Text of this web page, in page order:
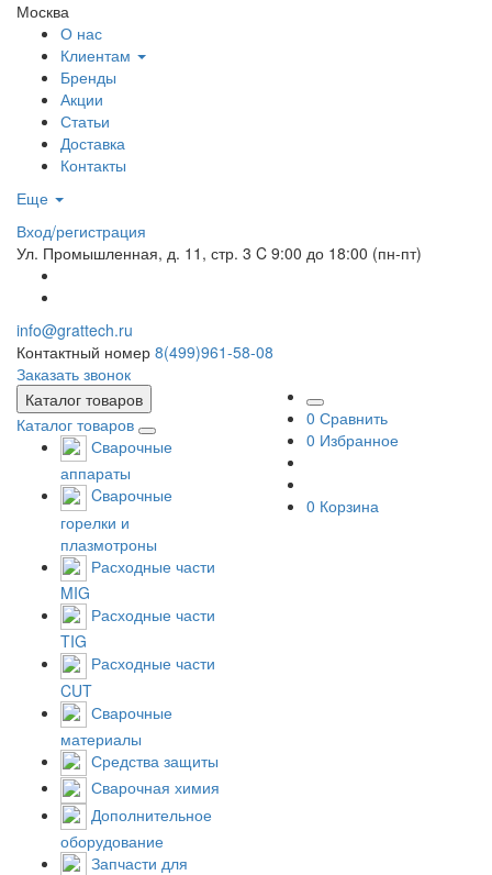
Москва
О нас
Клиентам
Бренды
Акции
Статьи
Доставка
Контакты
Еще
Вход/регистрация
Ул. Промышленная, д. 11, стр. 3 C 9:00 до 18:00 (пн-пт)
info@grattech.ru
Контактный номер 8(499)961-58-08
Заказать звонок
Каталог товаров
Каталог товаров
Сварочные
аппараты
Cварочные
горелки и
плазмотроны
Расходные части
MIG
Расходные части
TIG
Расходные части
CUT
Сварочные
материалы
Средства защиты
Сварочная химия
Дополнительное
оборудование
Запчасти для
0 Сравнить
0 Избранное
0 Корзина